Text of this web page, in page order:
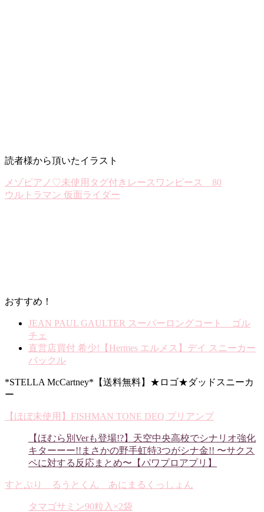
読者様から頂いたイラスト
メゾピアノ♡未使用タグ付きレースワンピース 80
ウルトラマン 仮面ライダー
おすすめ！
JEAN PAUL GAULTER スーパーロングコート ゴル
チェ
直営店買付 希少!【Hermes エルメス】デイ スニーカー
バックル
*STELLA McCartney*【送料無料】★ロゴ★ダッドスニーカ
ー
【ほぼ未使用】FISHMAN TONE DEQ プリアンプ
【ほむら別Verも登場!?】天空中央高校でシナリオ強化
キターーー!!まさかの野手虹特3つがシナ金!! 〜サクス
ペに対する反応まとめ〜【パワプロアプリ】
すとぷり るうとくん あにまるくっしょん
タマゴサミン90粒入×2袋